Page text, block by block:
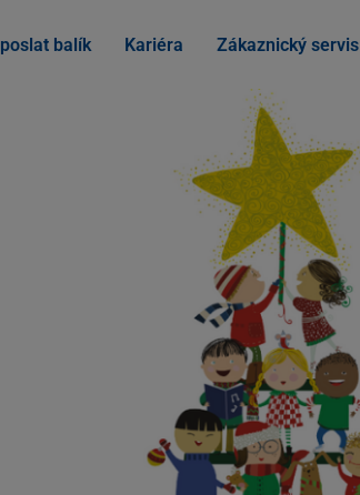
balík Kariéra Zákaznický servis